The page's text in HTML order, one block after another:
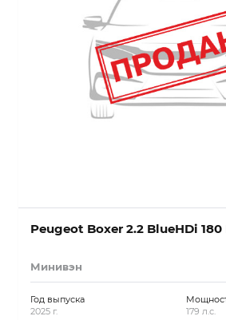
Peugeot Boxer 2.2 BlueHDi 180
Минивэн
Год выпуска
2025 г.
179 л.с.